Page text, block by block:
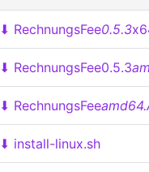
⬇ RechnungsFee0.5.3
⬇ RechnungsFee0.5.3
⬇ RechnungsFee
⬇ install-linux.sh